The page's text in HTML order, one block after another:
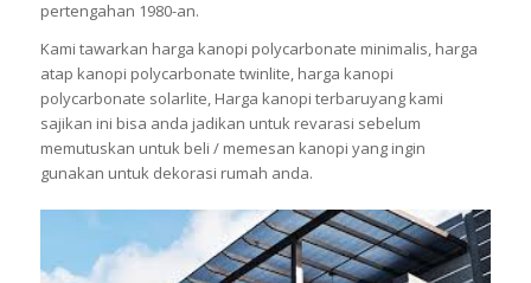
pertengahan 1980-an.
Kami tawarkan harga kanopi polycarbonate minimalis, harga
atap kanopi polycarbonate twinlite, harga kanopi
polycarbonate solarlite, Harga kanopi terbaruyang kami
sajikan ini bisa anda jadikan untuk revarasi sebelum
memutuskan untuk beli / memesan kanopi yang ingin
gunakan untuk dekorasi rumah anda.